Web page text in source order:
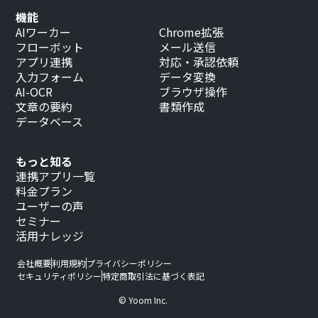
もっと知る
連携アプリ一覧
料金プラン
ユーザーの声
セミナー
活用ナレッジ
機能
AIワーカー
フローボット
アプリ連携
入力フォーム
AI-OCR
文章の要約
データベース
Chrome拡張
メール送信
対応・承認依頼
データ変換
ブラウザ操作
書類作成
会社概要利用規約プライバシーポリシー
セキュリティポリシー特定商取引法に基づく表記
© Yoom Inc.